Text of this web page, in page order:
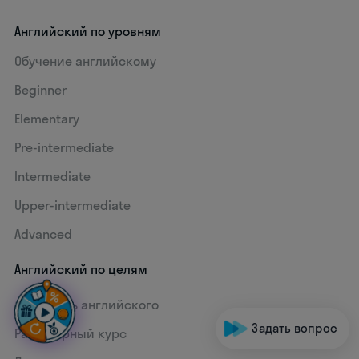
Английский по уровням
Обучение английскому
Beginner
Elementary
Pre-intermediate
Intermediate
Upper-intermediate
Advanced
Английский по целям
+1 уровень английского
Разговорный курс
Задать вопрос